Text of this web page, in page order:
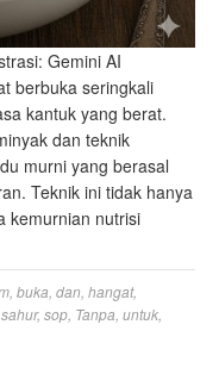
Gemini AI
berbuka seringkali
kantuk yang berat.
dan teknik
murni yang berasal
Teknik ini tidak hanya
kemurnian nutrisi
buka dan hangat,
sahur, sop Tanpa untuk